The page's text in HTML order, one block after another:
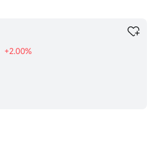
+2.00%